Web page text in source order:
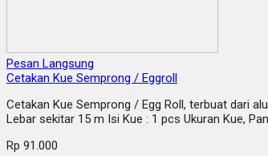
Pesan Langsung
Cetakan Kue Semprong / Eggroll
Cetakan Kue Semprong / Egg Roll, terbuat dari
Lebar sekitar 15 m Isi Kue : 1 pcs Ukuran Kue,
Rp 91.000